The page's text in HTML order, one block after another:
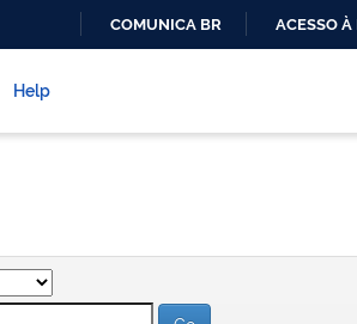
COMUNICA BR ACESSO
Help